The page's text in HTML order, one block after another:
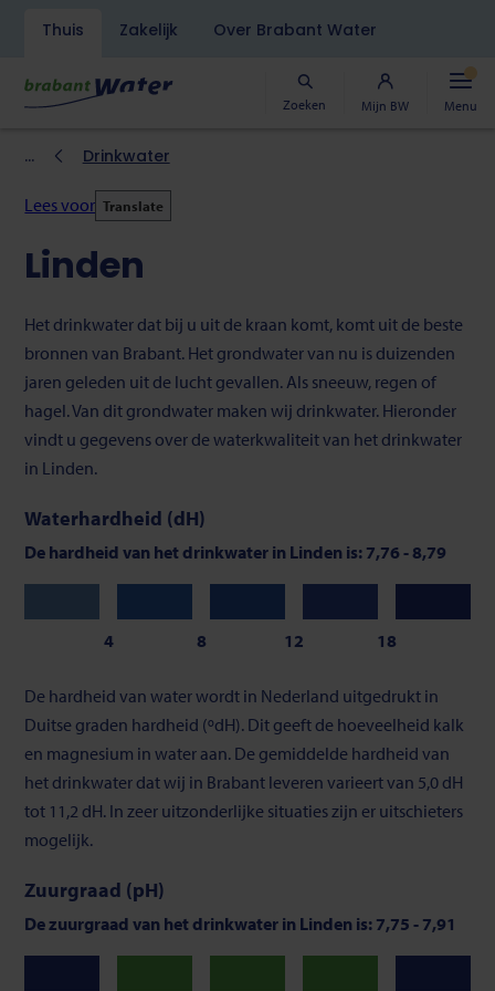
Overslaan
naar
de
gaan
Thuis Zakelijk Over Brabant Water
Zoeken Mijn BW Menu
Kruimelpad
Drinkwater
Lees voor Translate
Linden
Het drinkwater dat bij u uit de kraan komt, komt uit de beste
bronnen van Brabant. Het grondwater van nu is duizenden
jaren geleden uit de lucht gevallen. Als sneeuw, regen of
hagel. Van dit grondwater maken wij drinkwater. Hieronder
vindt u gegevens over de waterkwaliteit van het drinkwater
in Linden.
Waterhardheid (dH)
De hardheid van het drinkwater in Linden is: 7,76 - 8,79
zacht
4 8 12
hard
18
Schaalverdeling
van
waterhardheid
De hardheid van water wordt in Nederland uitgedrukt in
Duitse graden hardheid (ºdH). Dit geeft de hoeveelheid kalk
en magnesium in water aan. De gemiddelde hardheid van
het drinkwater dat wij in Brabant leveren varieert van 5,0 dH
tot 11,2 dH. In zeer uitzonderlijke situaties zijn er uitschieters
mogelijk.
Zuurgraad (pH)
De zuurgraad van het drinkwater in Linden is: 7,75 - 7,91
NeutraalNeutraalNeutraal